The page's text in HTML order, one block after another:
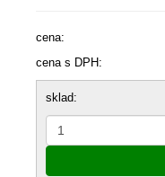
cena:
cena s DPH:
sklad: